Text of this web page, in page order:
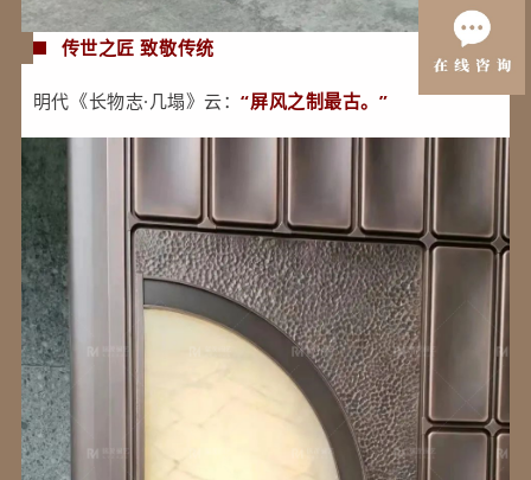
传世之匠 致敬传统
明代《长物志·几塌》云：“屏风之制最古。”